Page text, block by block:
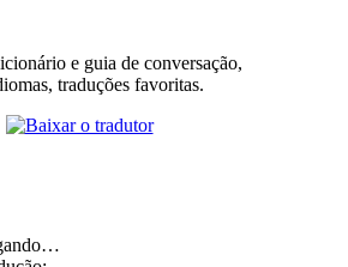
e guia de conversação,
traduções favoritas.